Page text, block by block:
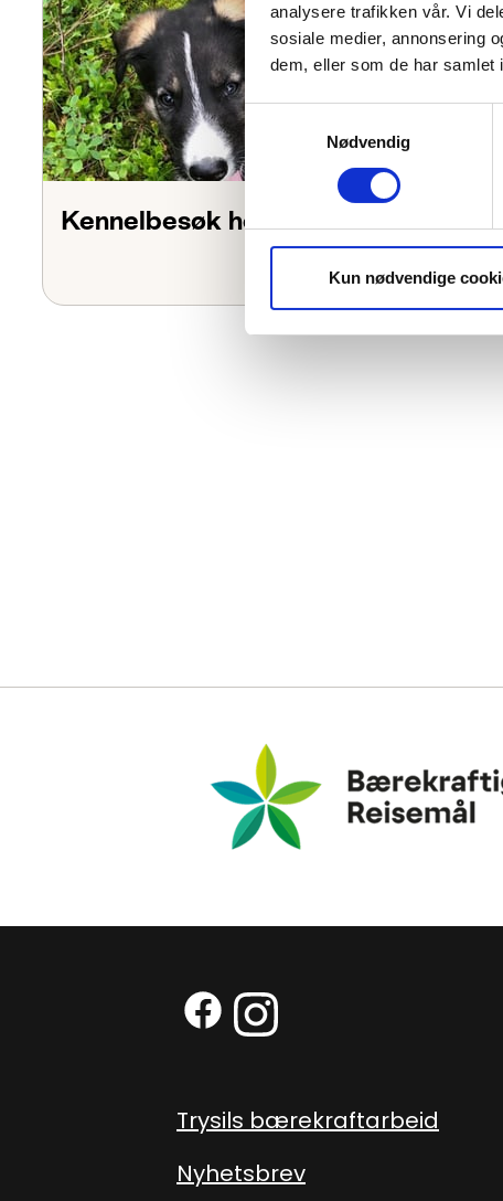
analysere trafikken vår. Vi
sosiale medier, annonsering
dem, eller som de har samlet
Samtykkevalg
Nødvendig
Kun nødvendige
Kennelbesøk hos Mountain King
Bærekraftig Reisemål
Trysils bærekraftarbeid
Nyhetsbrev